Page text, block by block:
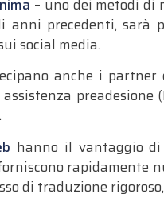
– uno dei metodi di
anni precedenti,
social media.
anche i
preadesione
hanno il vantaggio
rapidamente
di traduzione